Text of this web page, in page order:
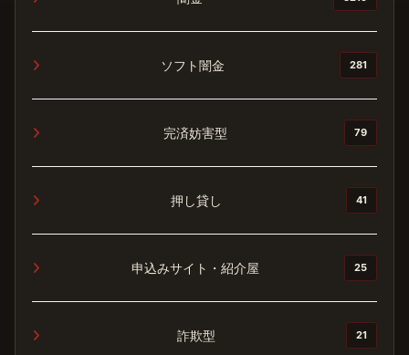
ソフト闇金 281
完済妨害型 79
押し貸し 41
申込みサイト・紹介屋 25
詐欺型 21